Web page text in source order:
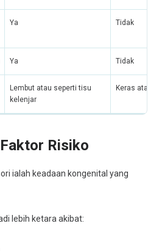
Ya Tidak
Ya Tidak
Lembut atau seperti tisu
kelenjar
Keras atau
Risiko
ialah keadaan kongenital yang
lebih ketara akibat: